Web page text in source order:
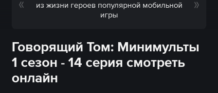
из жизни героев популярной мобильной
игры
Говорящий Том: Минимульты
1 сезон - 14 серия смотреть
онлайн